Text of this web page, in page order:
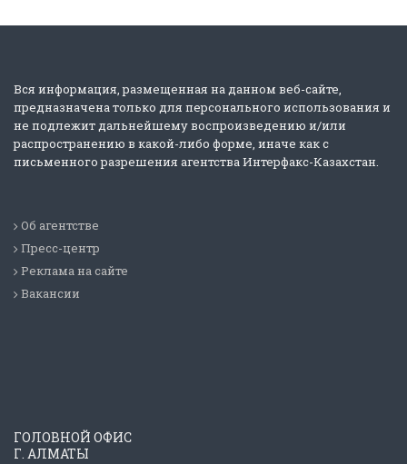
Вся информация, размещенная на данном веб-сайте,
предназначена только для персонального использования и
не подлежит дальнейшему воспроизведению и/или
распространению в какой-либо форме, иначе как с
письменного разрешения агентства Интерфакс-Казахстан.
Об агентстве
Пресс-центр
Реклама на сайте
Вакансии
ГОЛОВНОЙ ОФИС
Г. АЛМАТЫ